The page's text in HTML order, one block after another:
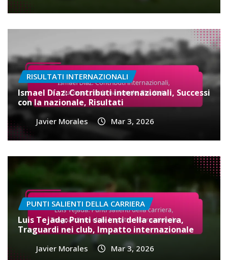
RISULTATI INTERNAZIONALI
Ismael Díaz: Contributi internazionali, Successi
con la nazionale, Risultati
Javier Morales Mar 3, 2026
PUNTI SALIENTI DELLA CARRIERA
Luis Tejada: Punti salienti della carriera,
Traguardi nei club, Impatto internazionale
Javier Morales Mar 3, 2026